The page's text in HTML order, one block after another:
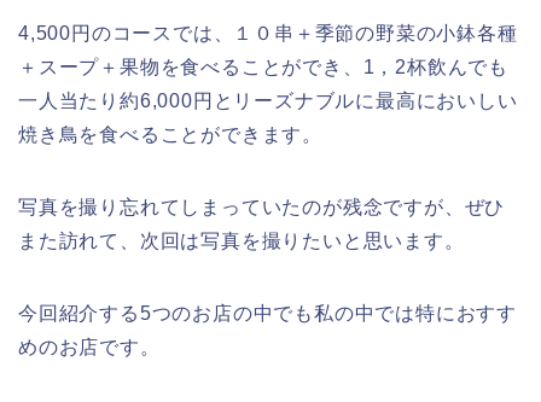
4,500円のコースでは、１０串＋季節の野菜の小鉢各種
＋スープ＋果物を食べることができ、1，2杯飲んでも
一人当たり約6,000円とリーズナブルに最高においしい
焼き鳥を食べることができます。
写真を撮り忘れてしまっていたのが残念ですが、ぜひ
また訪れて、次回は写真を撮りたいと思います。
今回紹介する5つのお店の中でも私の中では特におすす
めのお店です。